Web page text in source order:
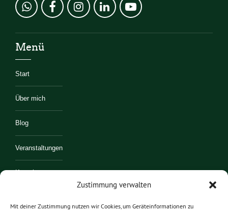
Zustimmung verwalten
Mit deiner Zustimmung nutzen wir Cookies, um Geräteinformationen zu
Menü
Start
Über mich
Blog
Veranstaltungen